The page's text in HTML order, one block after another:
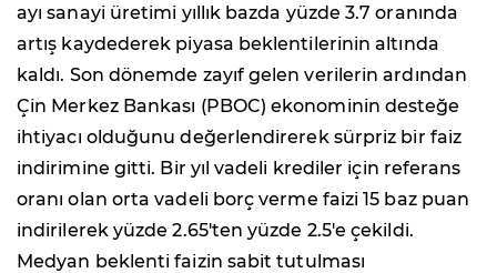
ayı sanayi üretimi yıllık bazda yüzde 3.7 oranında
artış kaydederek piyasa beklentilerinin altında
kaldı. Son dönemde zayıf gelen verilerin ardından
Çin Merkez Bankası (PBOC) ekonominin desteğe
ihtiyacı olduğunu değerlendirerek sürpriz bir faiz
indirimine gitti. Bir yıl vadeli krediler için referans
oranı olan orta vadeli borç verme faizi 15 baz puan
indirilerek yüzde 2.65'ten yüzde 2.5'e çekildi.
Medyan beklenti faizin sabit tutulması